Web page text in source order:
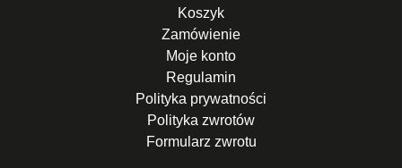
Koszyk
Zamówienie
Moje konto
Regulamin
Polityka prywatności
Polityka zwrotów
Formularz zwrotu